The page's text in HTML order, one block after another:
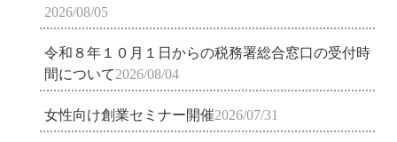
2026/08/05
令和８年１０月１日からの税務署総合窓口の受付時
間について2026/08/04
女性向け創業セミナー開催2026/07/31